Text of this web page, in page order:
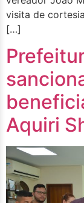
visita de
[…]
Aquiri